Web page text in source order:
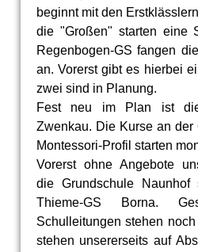
beginnt mit den
die "Großen" starten eine
Regenbogen-GS fangen
an. Vorerst gibt es hierbei
zwei sind in Planung.
Fest neu im Plan ist
Zwenkau. Die Kurse an der
Montessori-Profil starten
Vorerst ohne Angebote
die Grundschule
Thieme-GS Borna.
Schulleitungen stehen
stehen unsererseits auf